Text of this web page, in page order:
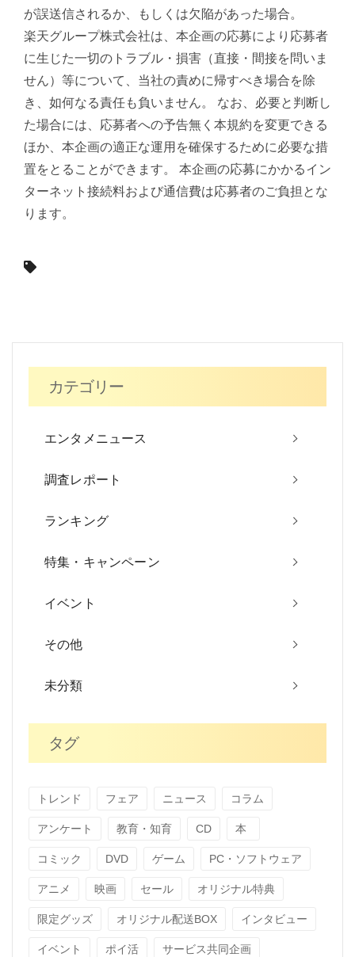
が誤送信されるか、もしくは欠陥があった場合。
楽天グループ株式会社は、本企画の応募により応募者
に生じた一切のトラブル・損害（直接・間接を問いま
せん）等について、当社の責めに帰すべき場合を除
き、如何なる責任も負いません。 なお、必要と判断し
た場合には、応募者への予告無く本規約を変更できる
ほか、本企画の適正な運用を確保するために必要な措
置をとることができます。 本企画の応募にかかるイン
ターネット接続料および通信費は応募者のご負担とな
ります。
投
ビ
ー
ョ
ン
カテゴリー
エンタメニュース
調査レポート
ランキング
特集・キャンペーン
イベント
その他
未分類
タグ
トレンド フェア ニュース コラム
アンケート 教育・知育 CD 本
コミック DVD ゲーム PC・ソフトウェア
アニメ 映画 セール オリジナル特典
限定グッズ オリジナル配送BOX インタビュー
イベント ポイ活 サービス共同企画